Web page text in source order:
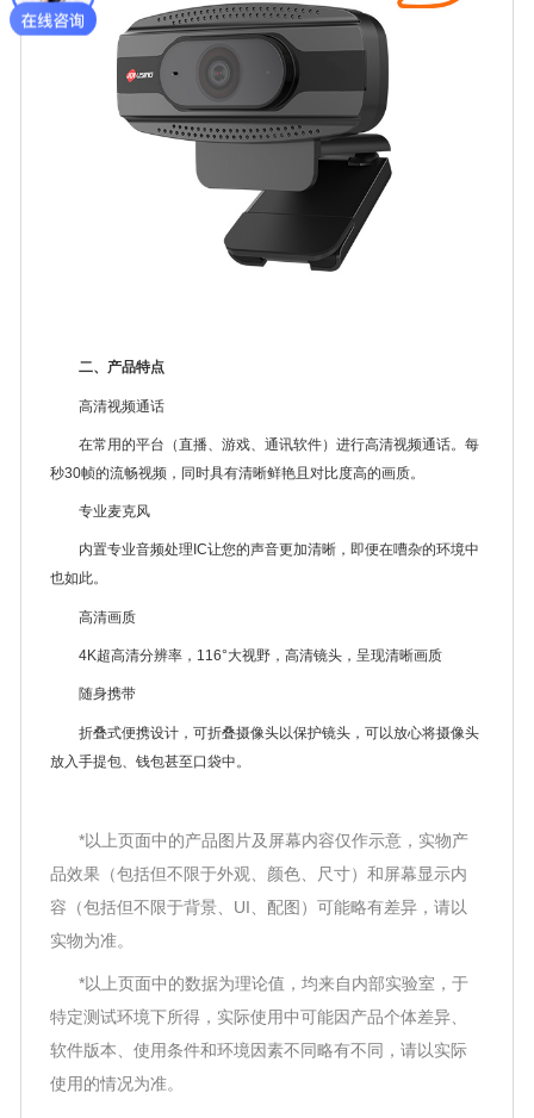
二、产品特点
高清视频通话
在常用的平台（直播、游戏、通讯软件）进行高清视频通话。每
秒30帧的流畅视频，同时具有清晰鲜艳且对比度高的画质。
专业麦克风
内置专业音频处理IC让您的声音更加清晰，即便在嘈杂的环境中
也如此。
高清画质
4K超高清分辨率，116°大视野，高清镜头，呈现清晰画质
随身携带
折叠式便携设计，可折叠摄像头以保护镜头，可以放心将摄像头
放入手提包、钱包甚至口袋中。
*以上页面中的产品图片及屏幕内容仅作示意，实物产
品效果（包括但不限于外观、颜色、尺寸）和屏幕显示内
容（包括但不限于背景、UI、配图）可能略有差异，请以
实物为准。
*以上页面中的数据为理论值，均来自内部实验室，于
特定测试环境下所得，实际使用中可能因产品个体差异、
软件版本、使用条件和环境因素不同略有不同，请以实际
使用的情况为准。